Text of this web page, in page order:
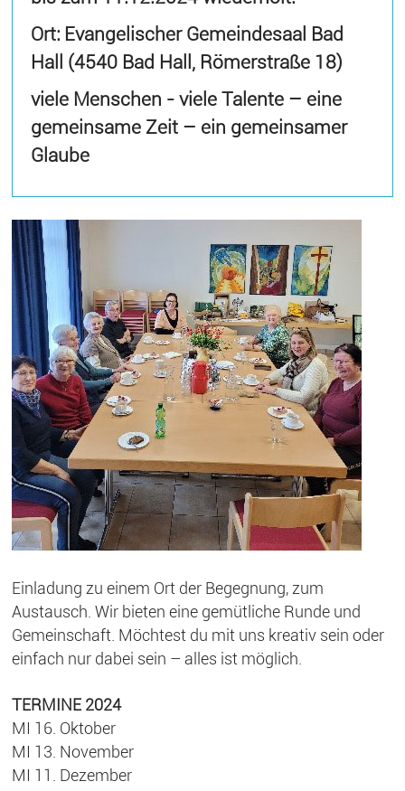
Ort: Evangelischer Gemeindesaal Bad
Hall (4540 Bad Hall, Römerstraße 18)
viele Menschen - viele Talente – eine
gemeinsame Zeit – ein gemeinsamer
Glaube
Einladung zu einem Ort der Begegnung, zum
Austausch. Wir bieten eine gemütliche Runde und
Gemeinschaft. Möchtest du mit uns kreativ sein oder
einfach nur dabei sein – alles ist möglich.
TERMINE 2024
MI 16. Oktober
MI 13. November
MI 11. Dezember